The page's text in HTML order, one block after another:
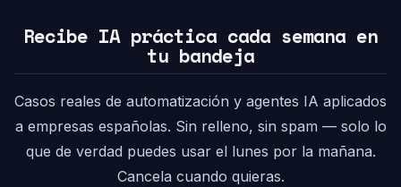
Recibe IA práctica cada semana en
tu bandeja
Casos reales de automatización y agentes IA aplicados
a empresas españolas. Sin relleno, sin spam — solo lo
que de verdad puedes usar el lunes por la mañana.
Cancela cuando quieras.